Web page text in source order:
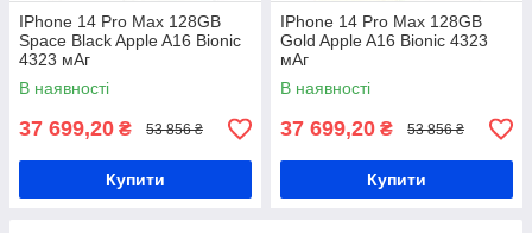
IPhone 14 Pro Max 128GB
Space Black Apple A16 Bionic
4323 мАг
В наявності
37 699,20 ₴ 53 856 ₴
Купити
IPhone 14 Pro Max 128GB
Gold Apple A16 Bionic 4323
мАг
В наявності
37 699,20 ₴ 53 856 ₴
Купити